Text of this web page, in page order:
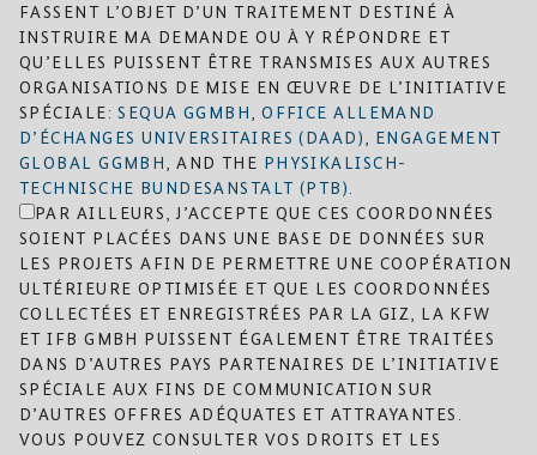
FASSENT L’OBJET D’UN TRAITEMENT DESTINÉ À
INSTRUIRE MA DEMANDE OU À Y RÉPONDRE ET
QU’ELLES PUISSENT ÊTRE TRANSMISES AUX AUTRES
ORGANISATIONS DE MISE EN ŒUVRE DE L’INITIATIVE
SPÉCIALE:SEQUA GGMBH ,OFFICE ALLEMAND
D’ÉCHANGES UNIVERSITAIRES (DAAD) ,
ENGAGEMENT
GLOBAL GGMBH , AND THE
PHYSIKALISCH-
TECHNISCHE BUNDESANSTALT (PTB) .
PAR AILLEURS, J’ACCEPTE QUE CES COORDONNÉES
SOIENT PLACÉES DANS UNE BASE DE DONNÉES SUR
LES PROJETS AFIN DE PERMETTRE UNE COOPÉRATION
ULTÉRIEURE OPTIMISÉE ET QUE LES COORDONNÉES
COLLECTÉES ET ENREGISTRÉES PAR LA GIZ, LA KFW
ET IFB GMBH PUISSENT ÉGALEMENT ÊTRE TRAITÉES
DANS D’AUTRES PAYS PARTENAIRES DE L’INITIATIVE
SPÉCIALE AUX FINS DE COMMUNICATION SUR
D’AUTRES OFFRES ADÉQUATES ET ATTRAYANTES.
VOUS POUVEZ CONSULTER VOS DROITS ET LES